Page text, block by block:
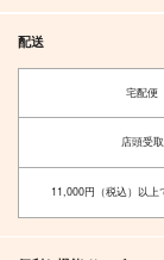
ディスコミュ ディス
やわらか産業
レオナ×イデア
配送
宅配便
店頭受取
11,000円（税込）以上